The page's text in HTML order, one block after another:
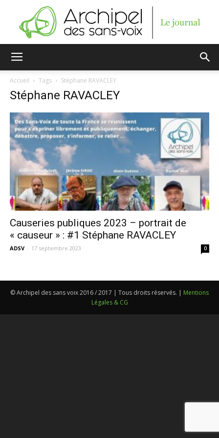
sans-
voix
Accueil Tags Stéphane RAVACLEY
Stéphane RAVACLEY
Causeries publiques 2023 – portrait de
« causeur » : #1 Stéphane RAVACLEY
ADSV - 17 septembre 2023 0
© Archipel des sans voix 2016 / 2017 | Tous droits réservés. | Mentions
Légales & CG